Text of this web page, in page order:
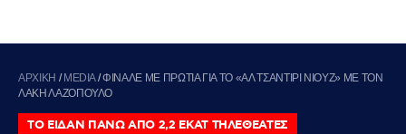
ΑΡΧΙΚΗ / MEDIA/ΦΙΝΑΛΕ ΜΕ ΠΡΩΤΙΑ ΓΙΑ ΤΟ «ΑΛ ΤΣΑΝΤΙΡΙ ΝΙΟΥΖ» ΜΕ ΤΟΝ
ΛΑΚΗ ΛΑΖΟΠΟΥΛΟ
ΤΟ ΕΙΔΑΝ ΠΑΝΩ ΑΠΟ 2,2 ΕΚΑΤ ΤΗΛΕΘΕΑΤΕΣ